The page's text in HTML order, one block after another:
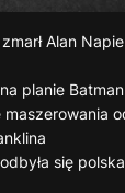
Alan
planie
się